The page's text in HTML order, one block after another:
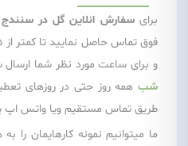
برایسفارش انلاین گل در سنندج
و برای ساعت مورد نظر شما
شب همه روز حتی در روزهای
طریق تماس مستقیم ویا واتس اپ یا
ما میتوانیم نمونه کارهایمان